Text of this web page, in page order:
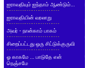
ஐராவதியும் ஐந்தாம் ஆண்டும்...
ஐராவதியின் வரலாறு
அவர் - நான்காம் பாகம்
சிறைப்பட்டது ஒரு சிட்டுக்குருவி
ஓ காகமே ... பாடுதே என்
நெஞ்சமே